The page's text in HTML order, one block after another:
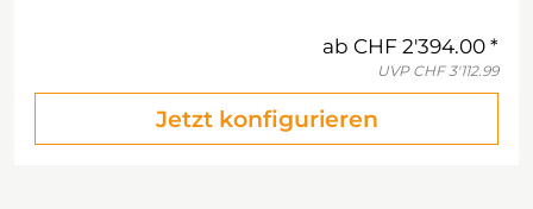
ab CHF 2'394.00
UVP CHF 3'112.99
Jetzt konfigurieren